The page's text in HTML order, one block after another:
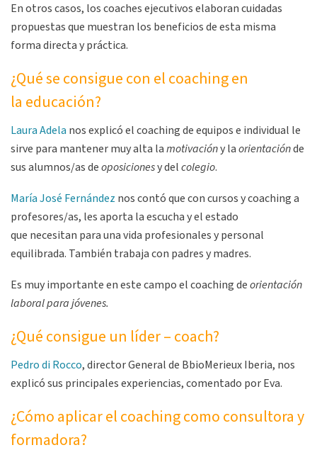
En otros casos, los coaches ejecutivos elaboran cuidadas
propuestas que muestran los beneficios de esta misma
forma directa y práctica.
¿Qué se consigue con el coaching en
la educación?
Laura Adela nos explicó el coaching de equipos e individual le
sirve para mantener muy alta lamotivacióny laorientaciónde
sus alumnos/as deoposicionesy delcolegio.
María José Fernández nos contó que con cursos y coaching a
profesores/as, les aporta la escucha y el estado
que necesitan para una vida profesionales y personal
equilibrada. También trabaja con padres y madres.
Es muy importante en este campo el coaching deorientación
laboral para jóvenes.
¿Qué consigue un líder – coach?
Pedro di Rocco, director General de BbioMerieux Iberia, nos
explicó sus principales experiencias, comentado por Eva.
¿Cómo aplicar el coaching como consultora y
formadora?